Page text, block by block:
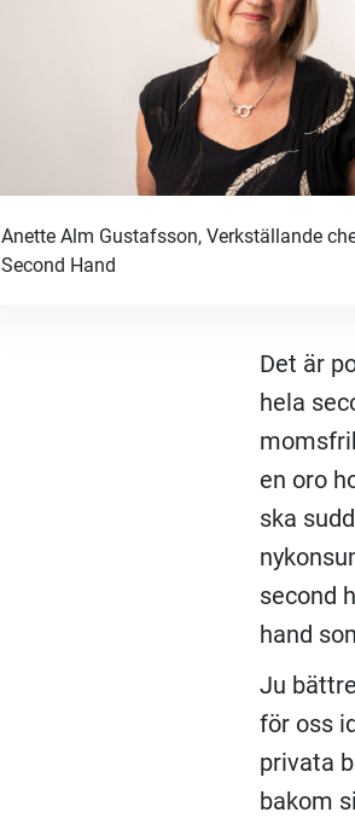
Anette Alm Gustafsson, Verkställande
Second Hand
Det är
hela
en oro
ska
second
hand
Ju
för oss
privata
bakom